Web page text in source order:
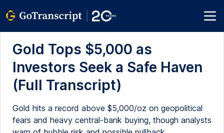
Gold Tops $5,000 as
Investors Seek a Safe Haven
(Full Transcript)
Gold hits a record above $5,000/oz on geopolitical
fears and heavy central-bank buying, though analysts